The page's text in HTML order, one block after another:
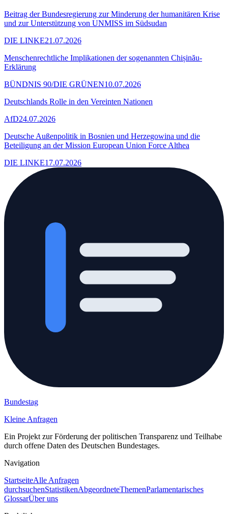
Beitrag der Bundesregierung zur Minderung der humanitären Krise
und zur Unterstützung von UNMISS im Südsudan
DIE LINKE21.07.2026
Menschenrechtliche Implikationen der sogenannten Chișinău-
Erklärung
BÜNDNIS 90/DIE GRÜNEN10.07.2026
Deutschlands Rolle in den Vereinten Nationen
AfD24.07.2026
Deutsche Außenpolitik in Bosnien und Herzegowina und die
Beteiligung an der Mission European Union Force Althea
DIE LINKE17.07.2026
Bundestag
Kleine Anfragen
Ein Projekt zur Förderung der politischen Transparenz und Teilhabe
durch offene Daten des Deutschen Bundestages.
Navigation
StartseiteAlle Anfragen
durchsuchenStatistikenAbgeordneteThemenParlamentarisches
GlossarÜber uns